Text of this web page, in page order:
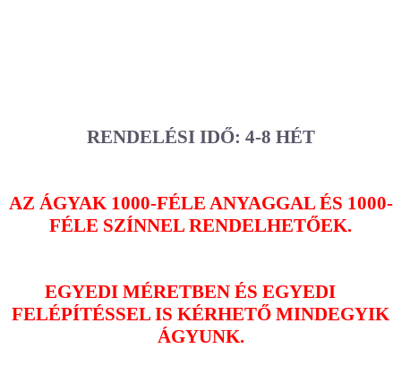
RENDELÉSI IDŐ: 4-8 HÉT
AZ ÁGYAK 1000-FÉLE ANYAGGAL ÉS 1000-
FÉLE SZÍNNEL RENDELHETŐEK.
EGYEDI MÉRETBEN ÉS EGYEDI
FELÉPÍTÉSSEL IS KÉRHETŐ MINDEGYIK
ÁGYUNK.